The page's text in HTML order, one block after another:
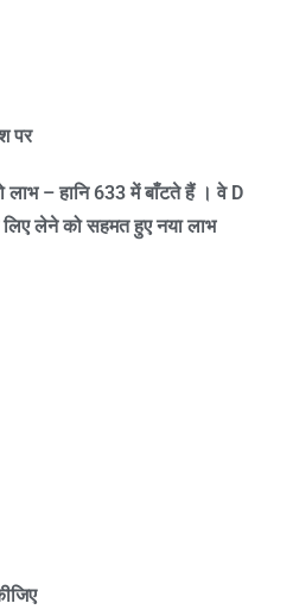
पर
लाभ – हानि633में बाँटते हैं । वेD
लेने को सहमत हुए नया लाभ